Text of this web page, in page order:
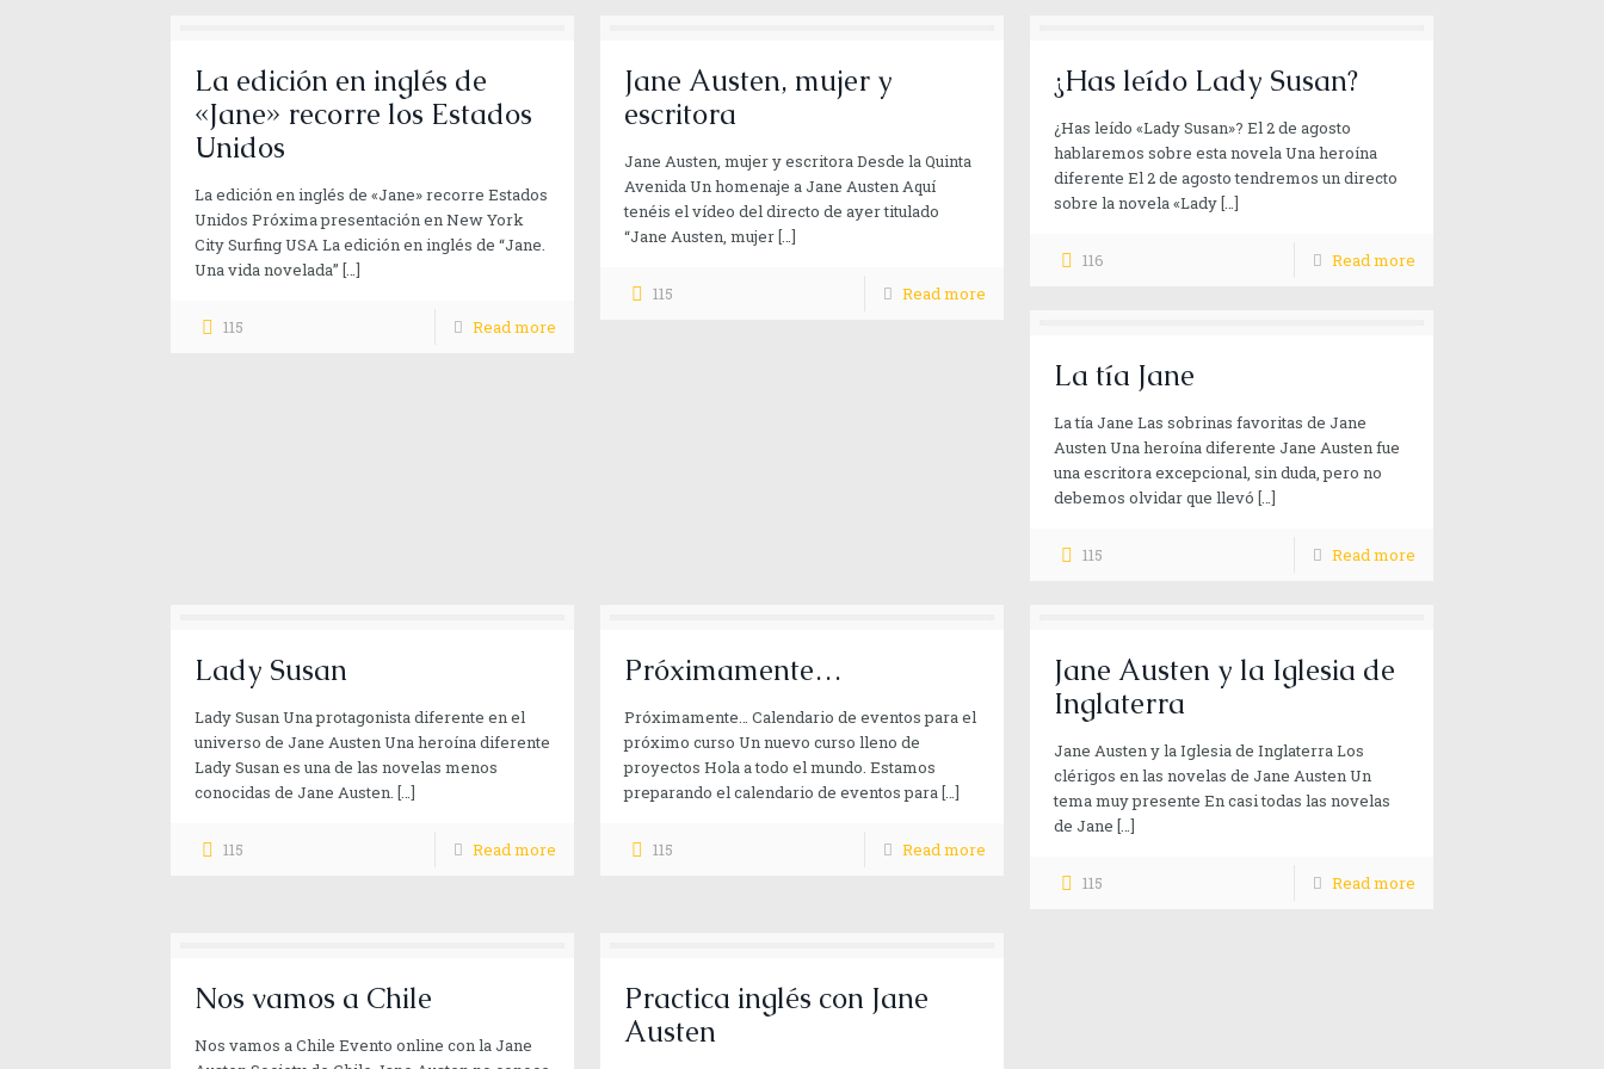
La edición en inglés de
«Jane» recorre los Estados
Unidos
La edición en inglés de «Jane» recorre Estados
Unidos Próxima presentación en New York
City Surfing USA La edición en inglés de “Jane.
Una vida novelada” […]
115 Read more
Jane Austen, mujer y
escritora
Jane Austen, mujer y escritora Desde la Quinta
Avenida Un homenaje a Jane Austen Aquí
tenéis el vídeo del directo de ayer titulado
“Jane Austen, mujer[…]
115 Read more
¿Has leído Lady Susan?
¿Has leído «Lady Susan»? El 2 de agosto
hablaremos sobre esta novela Una heroína
diferente El 2 de agosto tendremos un directo
sobre la novela «Lady[…]
116 Read more
La tía Jane
La tía Jane Las sobrinas favoritas de Jane
Austen Una heroína diferente Jane Austen fue
una escritora excepcional, sin duda, pero no
debemos olvidar que llevó […]
115 Read more
Lady Susan
Lady Susan Una protagonista diferente en el
universo de Jane Austen Una heroína diferente
Lady Susan es una de las novelas menos
conocidas de Jane Austen. […]
115 Read more
Próximamente…
Próximamente… Calendario de eventos para el
próximo curso Un nuevo curso lleno de
proyectos Hola a todo el mundo. Estamos
preparando el calendario de eventos para[…]
115 Read more
Jane Austen y la Iglesia de
Inglaterra
Jane Austen y la Iglesia de Inglaterra Los
clérigos en las novelas de Jane Austen Un
tema muy presente En casi todas las novelas
de Jane […]
115 Read more
Nos vamos a Chile
Nos vamos a Chile Evento online con la Jane
Practica inglés con Jane
Austen